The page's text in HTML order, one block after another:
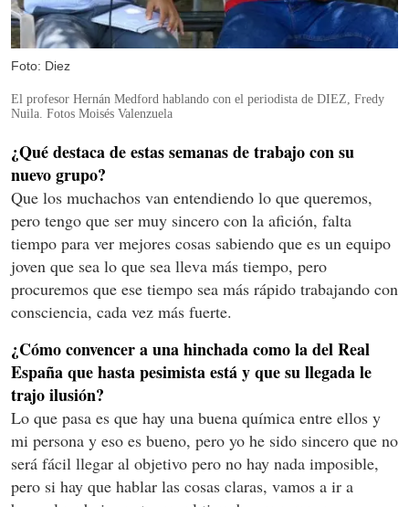
Foto: Diez
El profesor Hernán Medford hablando con el periodista de DIEZ, Fredy
Nuila. Fotos Moisés Valenzuela
¿Qué destaca de estas semanas de trabajo con su
nuevo grupo?
Que los muchachos van entendiendo lo que queremos,
pero tengo que ser muy sincero con la afición, falta
tiempo para ver mejores cosas sabiendo que es un equipo
joven que sea lo que sea lleva más tiempo, pero
procuremos que ese tiempo sea más rápido trabajando con
consciencia, cada vez más fuerte.
¿Cómo convencer a una hinchada como la del Real
España que hasta pesimista está y que su llegada le
trajo ilusión?
Lo que pasa es que hay una buena química entre ellos y
mi persona y eso es bueno, pero yo he sido sincero que no
será fácil llegar al objetivo pero no hay nada imposible,
pero si hay que hablar las cosas claras, vamos a ir a